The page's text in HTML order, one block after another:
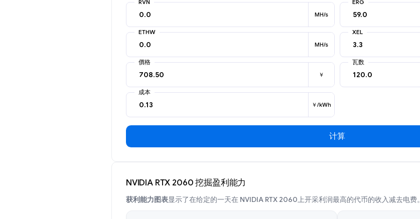
RVN
MH/s
ERG
ETHW
MH/s
XEL
價格
￥
瓦数
成本
￥/kWh
计算
NVIDIA RTX 2060 挖掘盈利能力
获利能力图表显示了在给定的一天在 NVIDIA RTX 2060上开采利润最高的代币的收入减去电费。